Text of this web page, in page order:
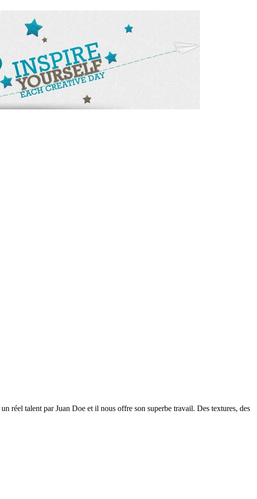
réel talent par Juan Doe et il nous offre son superbe travail. Des textures, des